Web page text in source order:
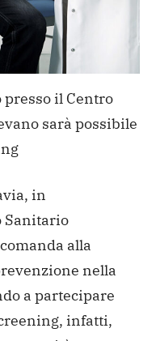
il Centro
sarà possibile
in
Sanitario
alla
nella
a partecipare
infatti,